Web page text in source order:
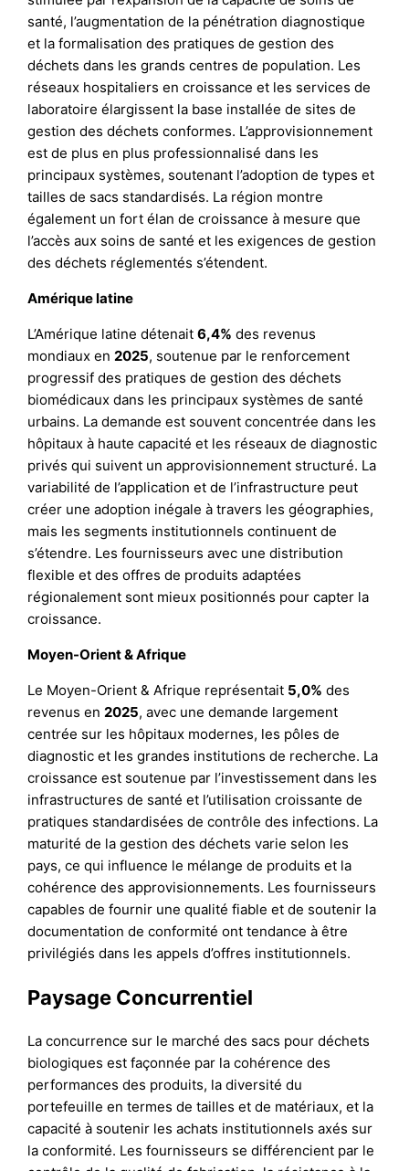
santé, l’augmentation de la pénétration diagnostique
et la formalisation des pratiques de gestion des
déchets dans les grands centres de population. Les
réseaux hospitaliers en croissance et les services de
laboratoire élargissent la base installée de sites de
gestion des déchets conformes. L’approvisionnement
est de plus en plus professionnalisé dans les
principaux systèmes, soutenant l’adoption de types et
tailles de sacs standardisés. La région montre
également un fort élan de croissance à mesure que
l’accès aux soins de santé et les exigences de gestion
des déchets réglementés s’étendent.
Amérique latine
L’Amérique latine détenait6,4% des revenus
mondiaux en2025, soutenue par le renforcement
progressif des pratiques de gestion des déchets
biomédicaux dans les principaux systèmes de santé
urbains. La demande est souvent concentrée dans les
hôpitaux à haute capacité et les réseaux de diagnostic
privés qui suivent un approvisionnement structuré. La
variabilité de l’application et de l’infrastructure peut
créer une adoption inégale à travers les géographies,
mais les segments institutionnels continuent de
s’étendre. Les fournisseurs avec une distribution
flexible et des offres de produits adaptées
régionalement sont mieux positionnés pour capter la
croissance.
Moyen-Orient & Afrique
Le Moyen-Orient & Afrique représentait 5,0% des
revenus en2025, avec une demande largement
centrée sur les hôpitaux modernes, les pôles de
diagnostic et les grandes institutions de recherche. La
croissance est soutenue par l’investissement dans les
infrastructures de santé et l’utilisation croissante de
pratiques standardisées de contrôle des infections. La
maturité de la gestion des déchets varie selon les
pays, ce qui influence le mélange de produits et la
cohérence des approvisionnements. Les fournisseurs
capables de fournir une qualité fiable et de soutenir la
documentation de conformité ont tendance à être
privilégiés dans les appels d’offres institutionnels.
Paysage Concurrentiel
La concurrence sur le marché des sacs pour déchets
biologiques est façonnée par la cohérence des
performances des produits, la diversité du
portefeuille en termes de tailles et de matériaux, et la
capacité à soutenir les achats institutionnels axés sur
la conformité. Les fournisseurs se différencient par le